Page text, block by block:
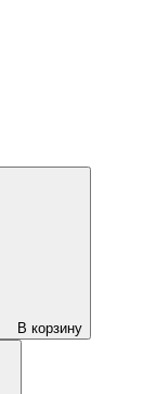
В корзину